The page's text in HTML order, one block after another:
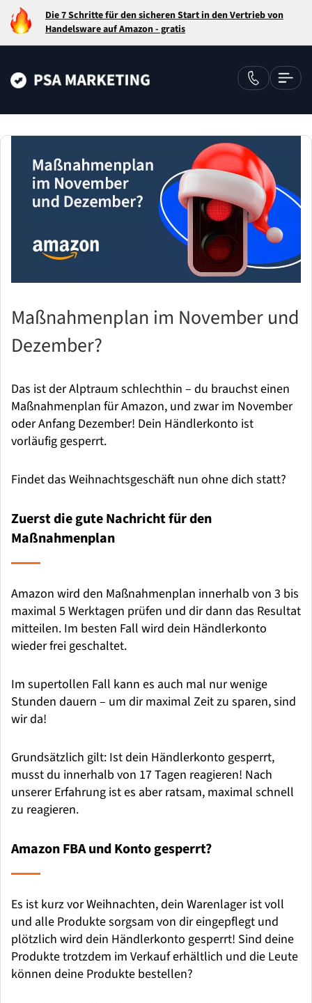
Die 7 Schritte für den sicheren Start in den Vertrieb von
Handelsware auf Amazon - gratis
Maßnahmenplan im November und
Dezember?
Das ist der Alptraum schlechthin – du brauchst einen
Maßnahmenplan für Amazon, und zwar im November
oder Anfang Dezember! Dein Händlerkonto ist
vorläufig gesperrt.
Findet das Weihnachtsgeschäft nun ohne dich statt?
Zuerst die gute Nachricht für den
Maßnahmenplan
Amazon wird den Maßnahmenplan innerhalb von 3 bis
maximal 5 Werktagen prüfen und dir dann das Resultat
mitteilen. Im besten Fall wird dein Händlerkonto
wieder frei geschaltet.
Im supertollen Fall kann es auch mal nur wenige
Stunden dauern – um dir maximal Zeit zu sparen, sind
wir da!
Grundsätzlich gilt: Ist dein Händlerkonto gesperrt,
musst du innerhalb von 17 Tagen reagieren! Nach
unserer Erfahrung ist es aber ratsam, maximal schnell
zu reagieren.
Amazon FBA und Konto gesperrt?
Es ist kurz vor Weihnachten, dein Warenlager ist voll
und alle Produkte sorgsam von dir eingepflegt und
plötzlich wird dein Händlerkonto gesperrt! Sind deine
Produkte trotzdem im Verkauf erhältlich und die Leute
können deine Produkte bestellen?